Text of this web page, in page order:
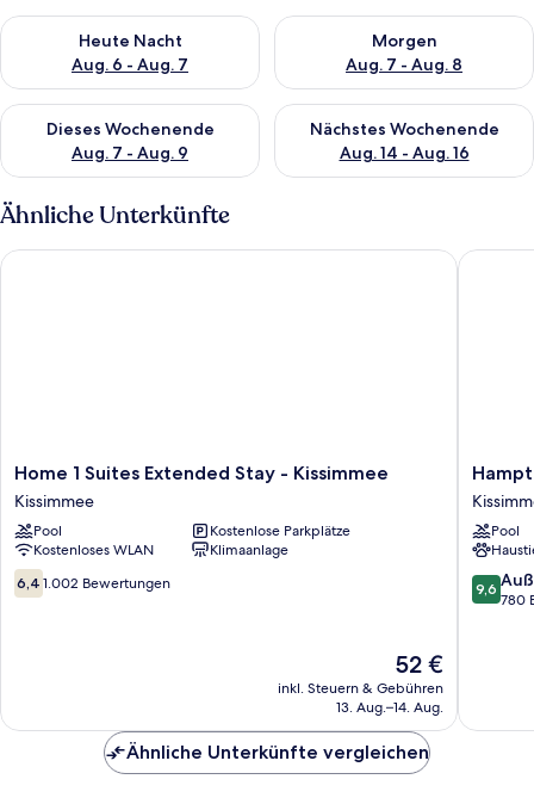
Heute Nacht
Aug. 6 - Aug. 7
Überprüfe die Verfügbarkeit für heute Nacht, Aug. 6 - Aug. 7.
Morgen
Aug. 7 - Aug. 8
Überprüfe die Verfügbarkeit
Dieses Wochenende
Aug. 7 - Aug. 9
Überprüfe die Verfügbarkeit für dieses Wochenende, Aug. 7
Nächstes Wochenende
Aug. 14 - Aug. 16
Überprüfe die Verfügbarkeit
Ähnliche Unterkünfte
Home
1
Suites
Extended
Stay
-
Kissimmee
Home 1 Suites Extended Stay - Kissimmee
Kissimmee
Pool
Kostenlose Parkplätze
Kostenloses WLAN
Klimaanlage
6.4
von
6,4 1.002 Bewertungen
Der
Preis
beträgt
52 €
inkl. Steuern & Gebühren
13. Aug.–14. Aug.
Home 1 Suites Extended Stay - Kissimmee
Inn
North
Pool
9.6
von
9,6
780
Ähnliche Unterkünfte vergleichen